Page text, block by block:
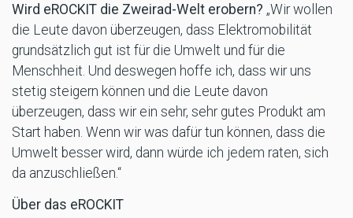
Wird eROCKIT die Zweirad-Welt erobern? „Wir wollen
die Leute davon überzeugen, dass Elektromobilität
grundsätzlich gut ist für die Umwelt und für die
Menschheit. Und deswegen hoffe ich, dass wir uns
stetig steigern können und die Leute davon
überzeugen, dass wir ein sehr, sehr gutes Produkt am
Start haben. Wenn wir was dafür tun können, dass die
Umwelt besser wird, dann würde ich jedem raten, sich
da anzuschließen.“
Über das eROCKIT